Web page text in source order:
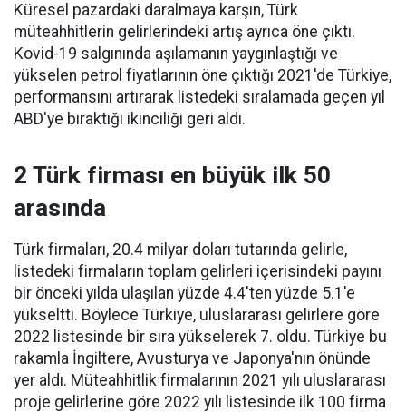
Küresel pazardaki daralmaya karşın, Türk
müteahhitlerin gelirlerindeki artış ayrıca öne çıktı.
Kovid-19 salgınında aşılamanın yaygınlaştığı ve
yükselen petrol fiyatlarının öne çıktığı 2021'de Türkiye,
performansını artırarak listedeki sıralamada geçen yıl
ABD'ye bıraktığı ikinciliği geri aldı.
2 Türk firması en büyük ilk 50
arasında
Türk firmaları, 20.4 milyar doları tutarında gelirle,
listedeki firmaların toplam gelirleri içerisindeki payını
bir önceki yılda ulaşılan yüzde 4.4'ten yüzde 5.1'e
yükseltti. Böylece Türkiye, uluslararası gelirlere göre
2022 listesinde bir sıra yükselerek 7. oldu. Türkiye bu
rakamla İngiltere, Avusturya ve Japonya'nın önünde
yer aldı. Müteahhitlik firmalarının 2021 yılı uluslararası
proje gelirlerine göre 2022 yılı listesinde ilk 100 firma